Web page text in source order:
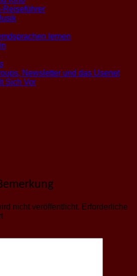
Reiseführer
lernen
Newsletter und das Usenet
Sich Vor
nicht veröffentlicht. Erforderliche